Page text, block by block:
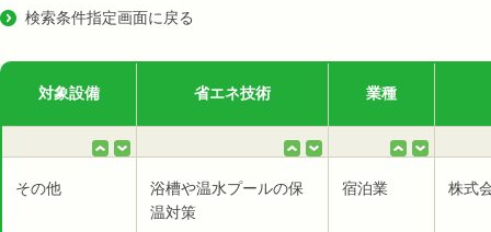
検索条件指定画面に戻る
対象設備 省エネ技術 業種
その他
浴槽や温水プールの保
温対策
宿泊業 株式